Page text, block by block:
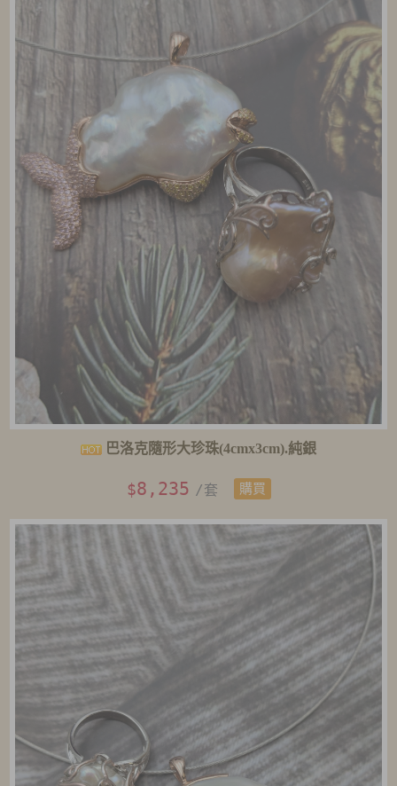
巴洛克隨形大珍珠(4cmx3cm).純銀
$8,235 /套 購買